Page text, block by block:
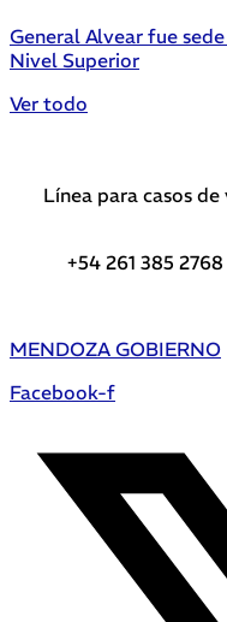
General Alvear fue
Nivel Superior
Ver todo
Línea para casos
+54 261 385 2768
MENDOZA GOBIERNO
Facebook-f